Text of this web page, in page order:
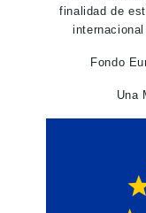
finalidad de
Fondo
Una